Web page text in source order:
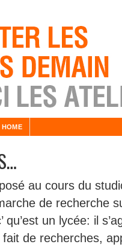
HOME
au cours du
de recherche
qu’est un lycée: il
fait de recherches,